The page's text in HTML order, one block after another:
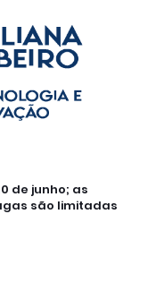
de junho; as
são limitadas